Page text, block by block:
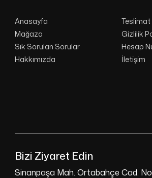
Bizi Ziyaret Edin
Sinanpaşa Mah. Ortabahçe Cad.
Anasayfa
Mağaza
Sık Sorulan Sorular
Hakkımızda
Teslimat
Gizlilik
Hesap
İletişim